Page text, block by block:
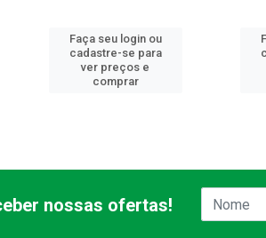
Faça seu login ou
cadastre-se para
ver preços e
comprar
nossas ofertas!